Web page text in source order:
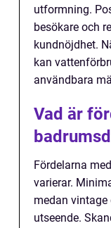
utformning.
besökare och
kundnöjdhet.
kan
användbara
Vad är
Fördelarna
varierar.
medan
utseende.